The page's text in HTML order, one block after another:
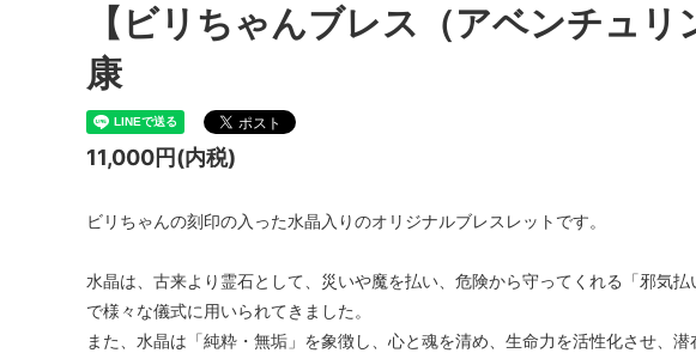
【ビリちゃんブレス（アベンチュ
康
11,000円(内税)
ビリちゃんの刻印の入った水晶入りのオリジナルブレスレットです。
水晶は、古来より霊石として、災いや魔を払い、危険から守ってくれる「邪気
で様々な儀式に用いられてきました。
また、水晶は「純粋・無垢」を象徴し、心と魂を清め、生命力を活性化させ、